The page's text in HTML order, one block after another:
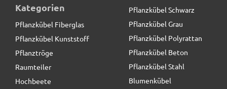
Kategorien
Pflanzkübel Fiberglas
Pflanzkübel Kunststoff
Pflanztröge
Raumteiler
Hochbeete
Pflanzkübel Schwarz
Pflanzkübel Grau
Pflanzkübel Polyrattan
Pflanzkübel Beton
Pflanzkübel Stahl
Blumenkübel